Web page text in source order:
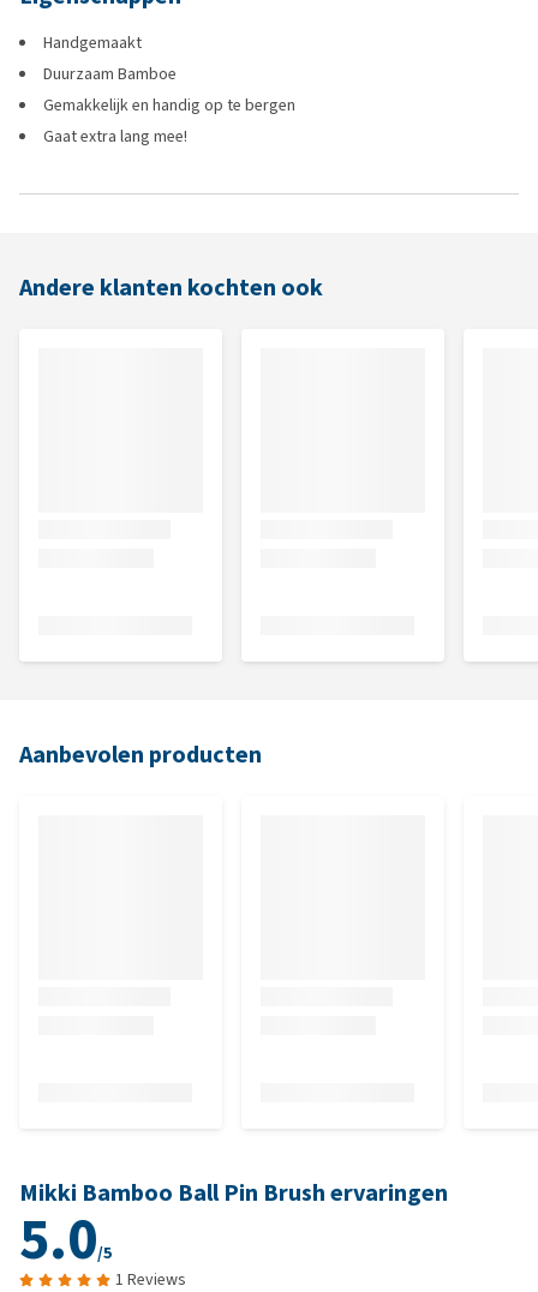
Handgemaakt
Duurzaam Bamboe
Gemakkelijk en handig op te bergen
Gaat extra lang mee!
Andere klanten kochten ook
Aanbevolen producten
Mikki Bamboo Ball Pin Brush ervaringen
5.0/5
1 Reviews